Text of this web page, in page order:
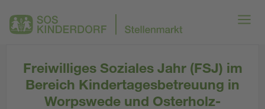
Freiwilliges Soziales Jahr (FSJ) im
Bereich Kindertagesbetreuung in
Worpswede und Osterholz-